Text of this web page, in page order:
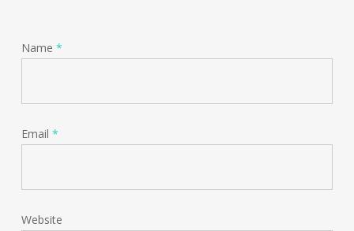
Name *
Email *
Website